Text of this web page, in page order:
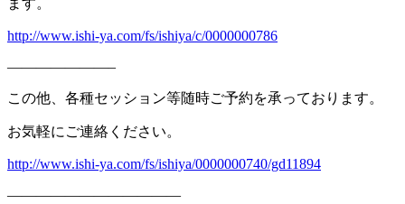
http://www.ishi-ya.com/fs/ishiya/c/0000000786
———————–
この他、各種セッション等随時ご予約を承っております。
お気軽にご連絡ください。
http://www.ishi-ya.com/fs/ishiya/0000000740/gd11894
————————————